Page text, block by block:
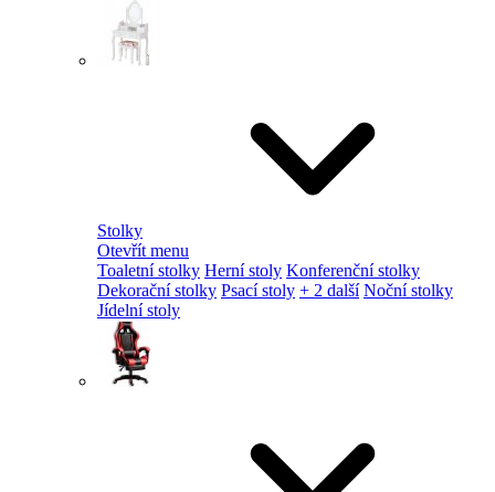
Stolky
Otevřít menu
Toaletní stolky Herní stoly Konferenční stolky
Dekorační stolky Psací stoly + 2 další Noční stolky
Jídelní stoly